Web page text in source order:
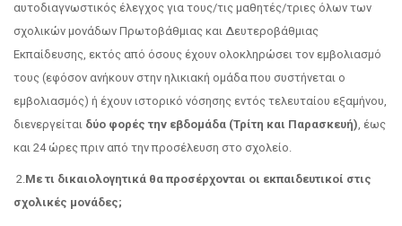
αυτοδιαγνωστικός έλεγχος για τους/τις μαθητές/τριες όλων των
σχολικών μονάδων Πρωτοβάθμιας και Δευτεροβάθμιας
Εκπαίδευσης, εκτός από όσους έχουν ολοκληρώσει τον εμβολιασμό
τους (εφόσον ανήκουν στην ηλικιακή ομάδα που συστήνεται ο
εμβολιασμός) ή έχουν ιστορικό νόσησης εντός τελευταίου εξαμήνου,
διενεργείται δύο φορές την εβδομάδα (Τρίτη και Παρασκευή), έως
και 24 ώρες πριν από την προσέλευση στο σχολείο.
2.Με τι δικαιολογητικά θα προσέρχονται οι εκπαιδευτικοί στις
σχολικές μονάδες;